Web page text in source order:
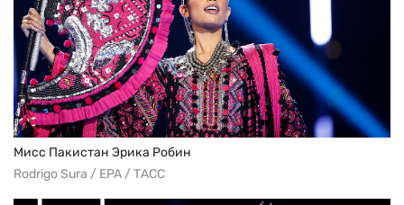
Мисс Пакистан Эрика Робин
Rodrigo Sura / EPA / ТАСС